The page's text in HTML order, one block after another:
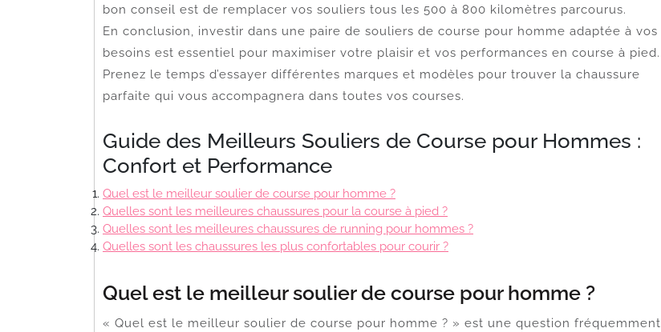
bon conseil est de remplacer vos souliers tous les 500 à 800 kilomètres parcourus.
En conclusion, investir dans une paire de souliers de course pour homme adaptée à vos
besoins est essentiel pour maximiser votre plaisir et vos performances en course à pied.
Prenez le temps d’essayer différentes marques et modèles pour trouver la chaussure
parfaite qui vous accompagnera dans toutes vos courses.
Guide des Meilleurs Souliers de Course pour Hommes :
Confort et Performance
Quel est le meilleur soulier de course pour homme ?
Quelles sont les meilleures chaussures pour la course à pied ?
Quelles sont les meilleures chaussures de running pour hommes ?
Quelles sont les chaussures les plus confortables pour courir ?
Quel est le meilleur soulier de course pour homme ?
« Quel est le meilleur soulier de course pour homme ? » est une question fréquemment